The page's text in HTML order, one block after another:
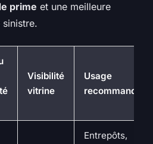
prime et une meilleure
Visibilité
vitrine
Usage
recommandé
Entrepôts,